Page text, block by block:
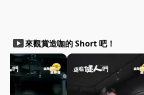
smart_display來觀賞造咖的 Short 吧！